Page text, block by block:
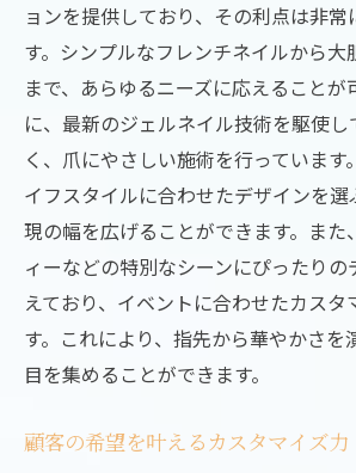
ョンを提供しており、その利点は非常
す。シンプルなフレンチネイルから大
まで、あらゆるニーズに応えることが
に、最新のジェルネイル技術を駆使
く、爪にやさしい施術を行っています
イフスタイルに合わせたデザインを
現の幅を広げることができます。また
ィーなどの特別なシーンにぴったり
えており、イベントに合わせたカスタ
す。これにより、指先から華やかさを
目を集めることができます。
顧客の希望を叶えるカスタマイズ力